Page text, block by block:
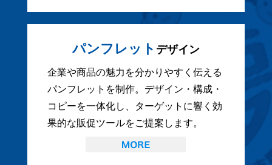
パンフレット デザイン
企業や商品の魅力を分かりやすく伝える
パンフレットを制作。デザイン・構成・
コピーを一体化し、ターゲットに響く効
果的な販促ツールをご提案します。